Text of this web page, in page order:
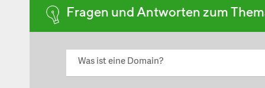
Fragen und Antworten zum
Was ist eine Domain?